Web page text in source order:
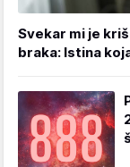
Svekar mi je
braka: Istina